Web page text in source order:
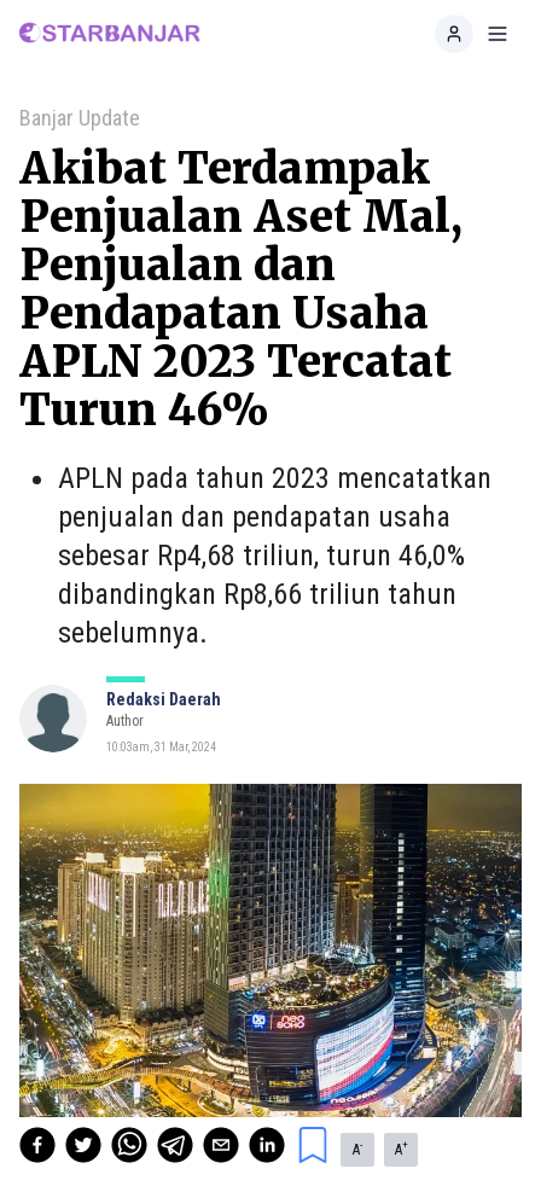
Home
Banjar Update
Akibat Terdampak
Penjualan Aset Mal,
Penjualan dan
Pendapatan Usaha
APLN 2023 Tercatat
Turun 46%
APLN pada tahun 2023 mencatatkan
penjualan dan pendapatan usaha
sebesar Rp4,68 triliun, turun 46,0%
dibandingkan Rp8,66 triliun tahun
sebelumnya.
Redaksi Daerah
Author
10:03am, 31 Mar, 2024
A- A+